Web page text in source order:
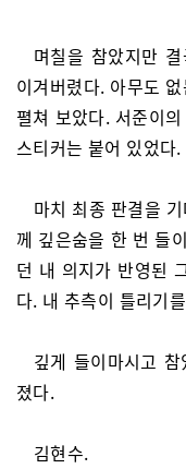
며칠을 참았지만
이겨버렸다. 아무도
펼쳐 보았다. 서준이
스티커는 붙어 있었다.
마치 최종 판결을
께 깊은숨을 한 번 들
던 내 의지가 반영된
다. 내 추측이 틀리기
깊게 들이마시고
졌다.
김현수.